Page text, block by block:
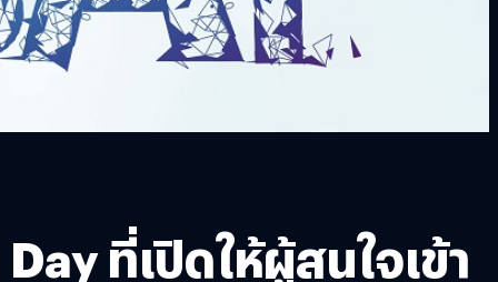
ที่เปิดให้ผู้สนใจเข้า